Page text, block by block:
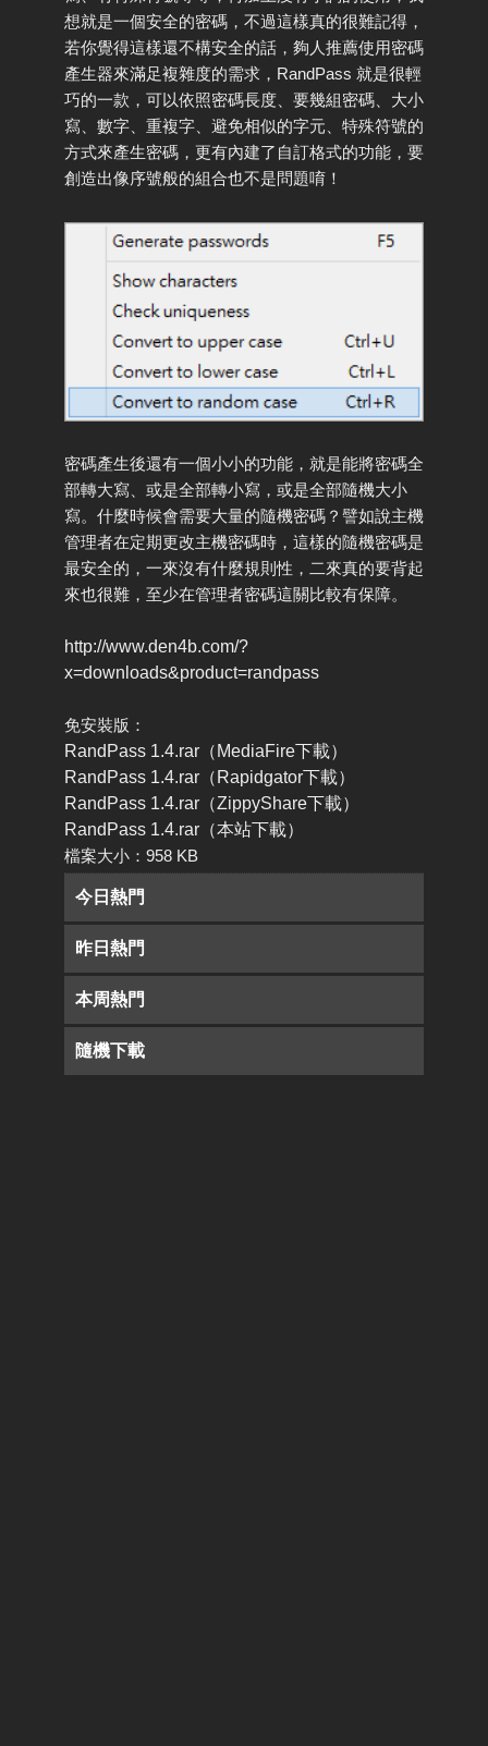
想就是一個安全的密碼，不過這樣真的很難記得，
若你覺得這樣還不構安全的話，夠人推薦使用密碼
產生器來滿足複雜度的需求，RandPass 就是很輕
巧的一款，可以依照密碼長度、要幾組密碼、大小
寫、數字、重複字、避免相似的字元、特殊符號的
方式來產生密碼，更有內建了自訂格式的功能，要
創造出像序號般的組合也不是問題唷！
密碼產生後還有一個小小的功能，就是能將密碼全
部轉大寫、或是全部轉小寫，或是全部隨機大小
寫。什麼時候會需要大量的隨機密碼？譬如說主機
管理者在定期更改主機密碼時，這樣的隨機密碼是
最安全的，一來沒有什麼規則性，二來真的要背起
來也很難，至少在管理者密碼這關比較有保障。
http://www.den4b.com/?
x=downloads&product=randpass
免安裝版：
RandPass 1.4.rar（MediaFire下載）
RandPass 1.4.rar（Rapidgator下載）
RandPass 1.4.rar（ZippyShare下載）
RandPass 1.4.rar（本站下載）
檔案大小：958 KB
今日熱門
昨日熱門
本周熱門
隨機下載